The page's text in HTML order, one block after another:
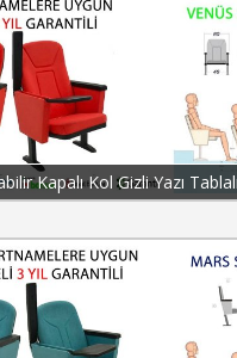
Kapalı Kol Gizli Yazı